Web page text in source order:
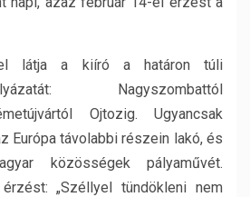
látja a kiíró a határon túli
Nagyszombattól
Ojtozig. Ugyancsak
Európa távolabbi részein lakó, és
közösségek pályaművét.
„Széllyel tündökleni nem